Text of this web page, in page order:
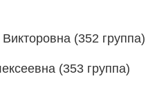
(352 группа)
(353 группа)